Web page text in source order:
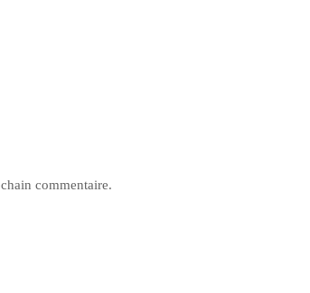
commentaire.